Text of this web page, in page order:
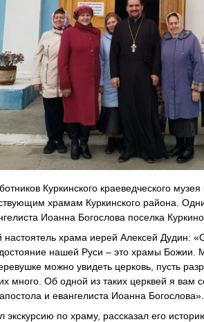
Куркинского краеведческого
храмам Куркинского района.
Иоанна Богослова поселка
настоятель храма иерей Алексей Дудин:
нашей Руси – это храмы Божии.
можно увидеть церковь, пусть
много. Об одной из таких церквей я вам
и евангелиста Иоанна Богослова».
экскурсию по храму, рассказал его